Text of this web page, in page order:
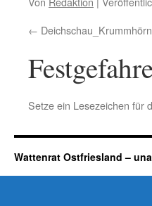
Deichschau_Krummhörn
Setze ein Lesezeichen für
Wattenrat Ostfriesland –